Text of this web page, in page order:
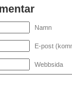
Namn
E-post
Webbsida